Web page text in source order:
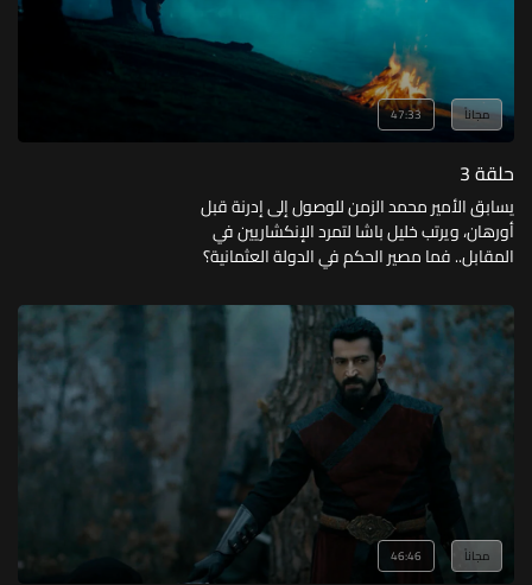
مجاناً 47:33
حلقة 3
يسابق الأمير محمد الزمن للوصول إلى إدرنة قبل
أورهان، ويرتب خليل باشا لتمرد الإنكشاريين في
المقابل.. فما مصير الحكم في الدولة العثمانية؟
مجاناً 46:46